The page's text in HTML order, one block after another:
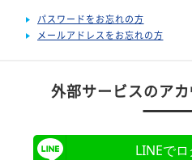
パスワードをお忘れの方
メールアドレスをお忘れの方
外部サービスのア
LINEで